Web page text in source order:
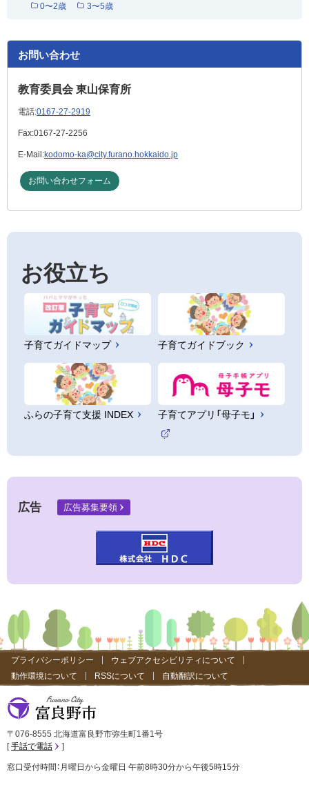
0〜2歳
3〜5歳
お問い合わせ
教育委員会 東山保育所
電話:0167-27-2919
Fax:0167-27-2256
E-Mail:kodomo-ka@city.furano.hokkaido.jp
お問い合わせフォーム
お役立ち
子育てガイドマップ 子育てガイドブック
ふらの子育て支援 INDEX 子育てアプリ「母子モ」
外
サ
広告 広告募集要領
プライバシーポリシー
ウェブアクセシビリティについて
動作環境について
RSSについて 自動翻訳について
〒076-8555 北海道富良野市弥生町1番1号
手話で電話
窓口受付時間：月曜日から金曜日 午前8時30分から午後5時15分